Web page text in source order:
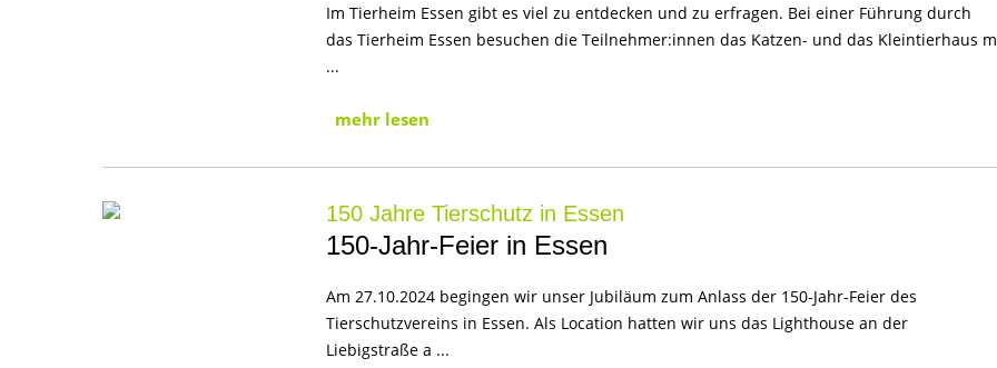
Im Tierheim Essen gibt es viel zu entdecken und zu erfragen. Bei einer Führung durch
das Tierheim Essen besuchen die Teilnehmer:innen das Katzen- und das Kleintierhaus m
...
mehr lesen
150 Jahre Tierschutz in Essen
150-Jahr-Feier in Essen
Am 27.10.2024 begingen wir unser Jubiläum zum Anlass der 150-Jahr-Feier des
Tierschutzvereins in Essen. Als Location hatten wir uns das Lighthouse an der
Liebigstraße a ...